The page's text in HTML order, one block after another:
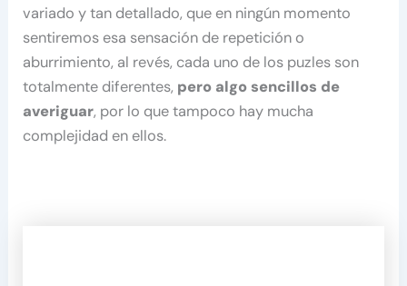
variado y tan detallado, que en ningún momento
sentiremos esa sensación de repetición o
aburrimiento, al revés, cada uno de los puzles son
totalmente diferentes, pero algo sencillos de
averiguar, por lo que tampoco hay mucha
complejidad en ellos.